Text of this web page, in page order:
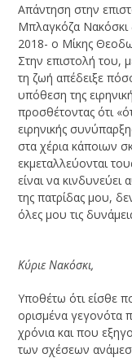
Απάντηση στην
Μπλαγκόζα
2018- ο Μίκης
Στην επιστολή του,
τη ζωή απέδειξε
υπόθεση της
προσθέτοντας ότι
ειρηνικής
στα χέρια κάποιων
εκμεταλλεύονται
είναι να κινδυνεύει
της πατρίδας μου,
όλες μου τις
Κύριε Νακόσκι,
Υποθέτω ότι είσθε
ορισμένα γεγονότα
χρόνια και που
των σχέσεων